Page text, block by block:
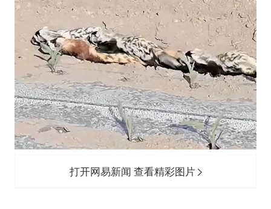
打开网易新闻 查看精彩图片